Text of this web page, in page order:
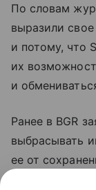
По словам
выразили
и потому, что
их
и
Ранее в BGR
выбрасывать
ее от